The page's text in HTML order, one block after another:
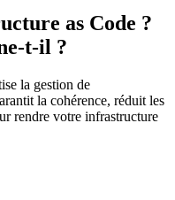
as Code ?
t-il ?
la gestion de
la cohérence, réduit les
rendre votre infrastructure